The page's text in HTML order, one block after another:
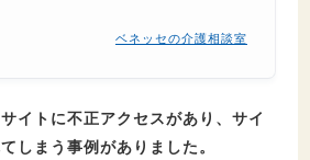
ベネッセの介護相談室
イトに不正アクセスがあり、サイ
しまう事例がありました。